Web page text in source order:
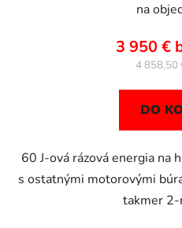
na
3 950 €
4 858,50
DO
60 J-ová rázová energia na
s ostatnými motorovými
takmer 2-